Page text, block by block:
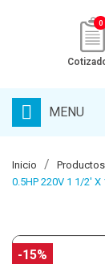
0
MENU
Inicio Productos
0.5HP 220V 1 1/2' X
-15%